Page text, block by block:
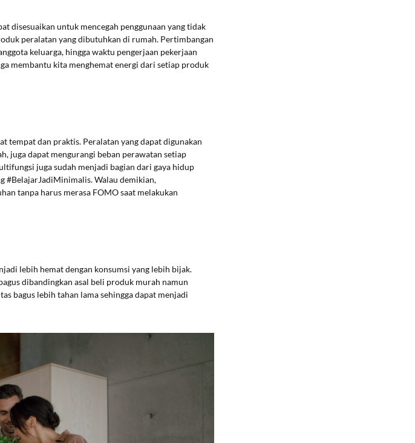
disesuaikan untuk mencegah penggunaan yang tidak
peralatan yang dibutuhkan di rumah. Pertimbangan
keluarga, hingga waktu pengerjaan pekerjaan
membantu kita menghemat energi dari setiap produk
tempat dan praktis. Peralatan yang dapat digunakan
juga dapat mengurangi beban perawatan setiap
juga sudah menjadi bagian dari gaya hidup
#BelajarJadiMinimalis. Walau demikian,
tanpa harus merasa FOMO saat melakukan
lebih hemat dengan konsumsi yang lebih bijak.
dibandingkan asal beli produk murah namun
bagus lebih tahan lama sehingga dapat menjadi